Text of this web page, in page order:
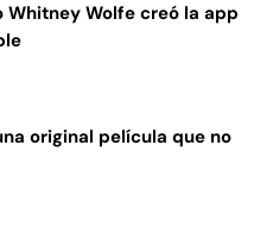
Whitney Wolfe creó la app
original película que no